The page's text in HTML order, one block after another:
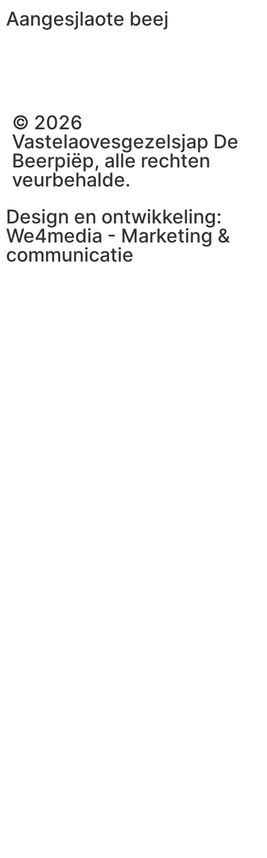
Aangesjlaote beej
© 2026
Vastelaovesgezelsjap De
Beerpiëp, alle rechten
veurbehalde.
Design en ontwikkeling:
We4media - Marketing &
communicatie